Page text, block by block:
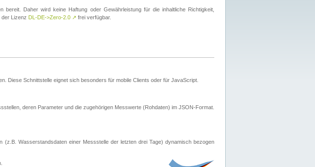
Daher wird keine Haftung oder Gewährleistung für die inhaltliche Richtigkeit,
der Lizenz DL-DE->Zero-2.0 ↗ frei verfügbar.
Diese Schnittstelle eignet sich besonders für mobile Clients oder für JavaScript.
deren Parameter und die zugehörigen Messwerte (Rohdaten) im JSON-Format.
(z.B. Wasserstandsdaten einer Messstelle der letzten drei Tage) dynamisch bezogen